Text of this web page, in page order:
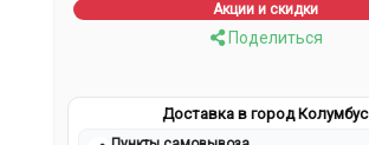
Акции и скидки
Поделиться
Доставка в город Колумбус